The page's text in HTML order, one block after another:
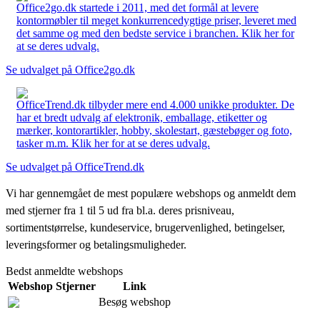
Office2go.dk startede i 2011, med det formål at levere
kontormøbler til meget konkurrencedygtige priser, leveret med
det samme og med den bedste service i branchen. Klik her for
at se deres udvalg.
Se udvalget på Office2go.dk
OfficeTrend.dk tilbyder mere end 4.000 unikke produkter. De
har et bredt udvalg af elektronik, emballage, etiketter og
mærker, kontorartikler, hobby, skolestart, gæstebøger og foto,
tasker m.m. Klik her for at se deres udvalg.
Se udvalget på OfficeTrend.dk
Vi har gennemgået de mest populære webshops og anmeldt dem
med stjerner fra 1 til 5 ud fra bl.a. deres prisniveau,
sortimentstørrelse, kundeservice, brugervenlighed, betingelser,
leveringsformer og betalingsmuligheder.
Bedst anmeldte webshops
Webshop Stjerner
Link
Besøg webshop